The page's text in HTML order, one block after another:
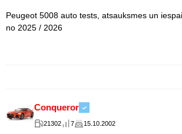
Peugeot 5008 auto tests, atsauksmes un
no 2025 / 2026
Conqueror
21302 7 15.10.2002